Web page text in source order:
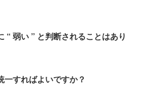
“ 弱い ” と判断されることはあり
一すればよいですか？